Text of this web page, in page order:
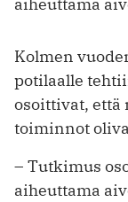
Kolmen
potilaalle
osoittivat,
toiminnot
– Tutkimus
aiheuttama